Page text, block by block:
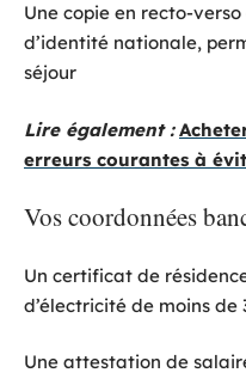
Une copie en recto-
d’identité nationale,
séjour
Lire également :
erreurs courantes à
Vos coordonnées
Un certificat de
d’électricité de moins de
Une attestation de